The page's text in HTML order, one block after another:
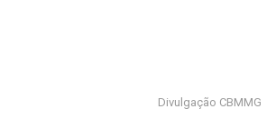
Divulgação CBMMG